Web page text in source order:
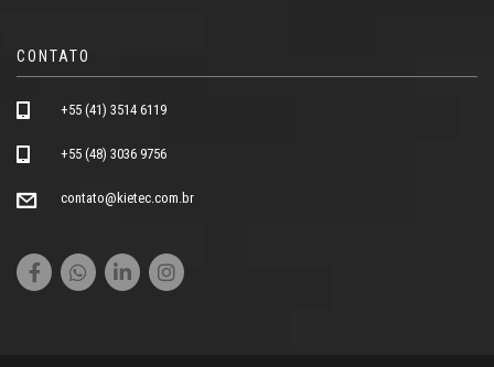
CONTATO
+55 (41) 3514 6119
+55 (48) 3036 9756
contato@kietec.com.br